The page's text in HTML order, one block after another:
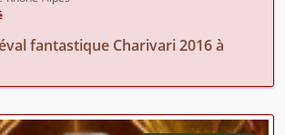
fantastique Charivari 2016 à